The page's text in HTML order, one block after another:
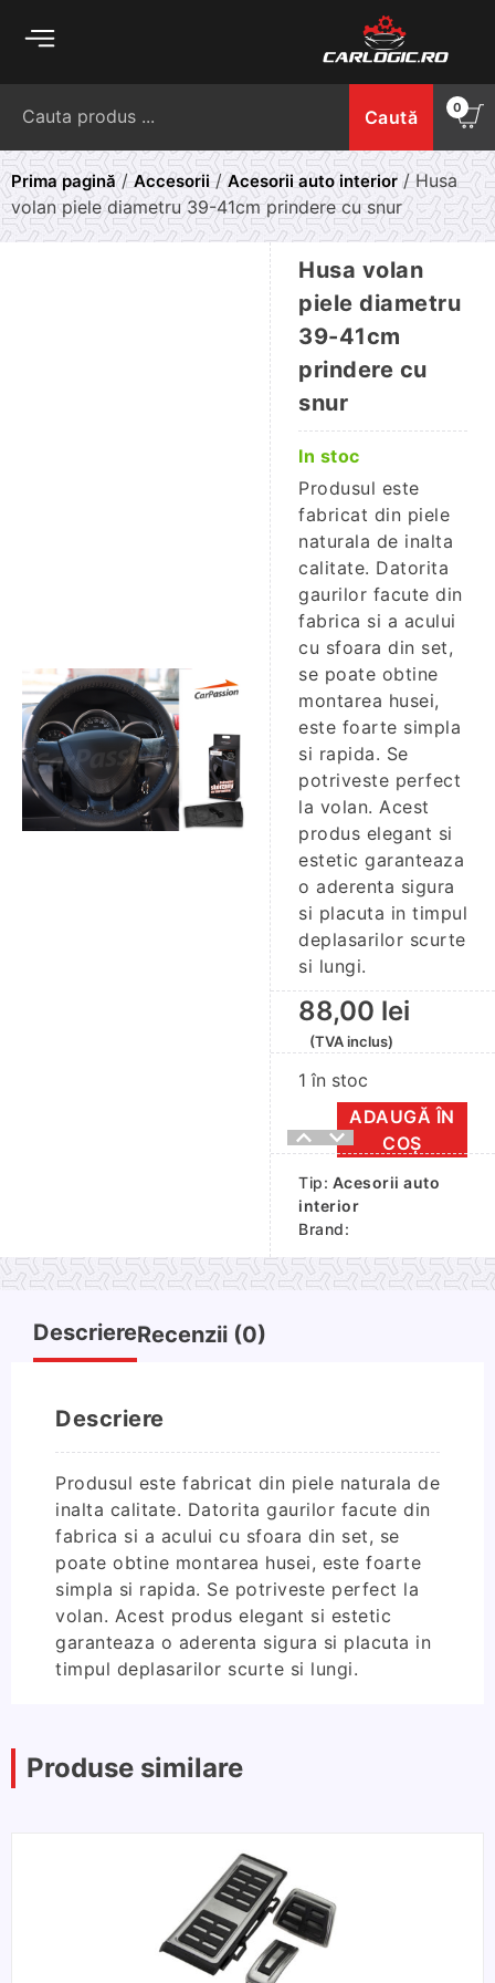
Caută 0
Prima pagină/Accesorii/Acesorii auto interior / Husa
volan piele diametru 39-41cm prindere cu snur
Husa volan
piele diametru
39-41cm
prindere cu
snur
In stoc
Produsul este
fabricat din piele
naturala de inalta
calitate. Datorita
gaurilor facute din
fabrica si a acului
cu sfoara din set,
se poate obtine
montarea husei,
este foarte simpla
si rapida. Se
potriveste perfect
la volan. Acest
produs elegant si
estetic garanteaza
o aderenta sigura
si placuta in timpul
deplasarilor scurte
si lungi.
88,00 lei
(TVA inclus)
1 în stoc
Cantitate
volan
piele
39-
ADAUGĂ ÎN
COȘ
Tip: Acesorii auto
interior
Brand:
DescriereRecenzii (0)
Descriere
Produsul este fabricat din piele naturala de
inalta calitate. Datorita gaurilor facute din
fabrica si a acului cu sfoara din set, se
poate obtine montarea husei, este foarte
simpla si rapida. Se potriveste perfect la
volan. Acest produs elegant si estetic
garanteaza o aderenta sigura si placuta in
timpul deplasarilor scurte si lungi.
Produse similare